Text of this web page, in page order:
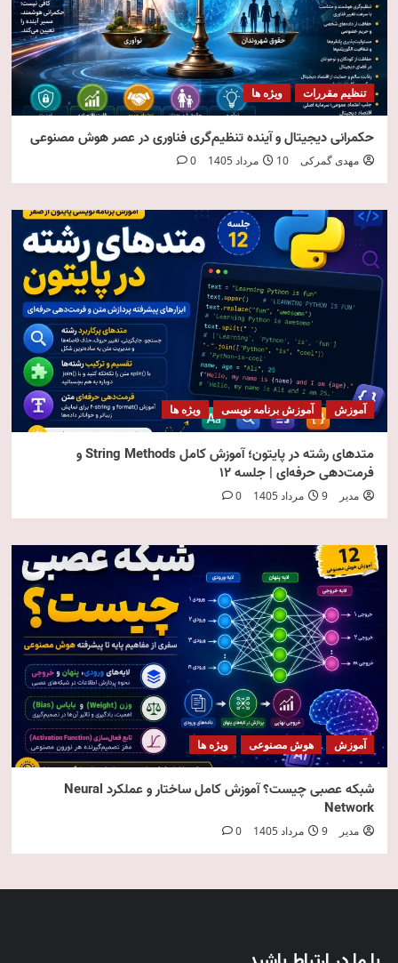
تنظیم مقررات ویژه ها
حکمرانی دیجیتال و آینده تنظیم‌گری فناوری در عصر هوش مصنوعی
مهدی گمرکی 10 مرداد 1405 0
آموزش آموزش برنامه نویسی ویژه ها
متدهای رشته در پایتون؛ آموزش کامل String Methods و
فرمت‌دهی حرفه‌ای | جلسه ۱۲
مدیر 9 مرداد 1405 0
آموزش هوش مصنوعی ویژه ها
شبکه عصبی چیست؟ آموزش کامل ساختار و عملکرد Neural
Network
مدیر 9 مرداد 1405 0